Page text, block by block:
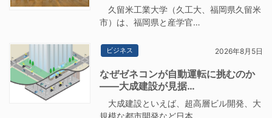
久留米工業大学（久工大、福岡県久留米
市）は、福岡県と産学官…
ビジネス 2026年8月5日
なぜゼネコンが自動運転に挑むのか
――大成建設が見据…
大成建設といえば、超高層ビル開発、大
規模な都市開発など日本…